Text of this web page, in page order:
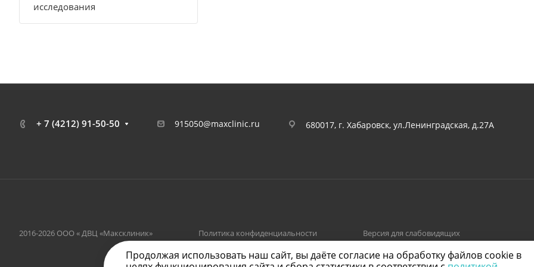
исследования
+ 7 (4212) 91-50-50 915050@maxclinic.ru 680017, г. Хабаровск, ул.Ленинградская, д.27А
2016-2026 ООО « ДВЦ «Максклиник» Политика конфиденциальности Версия для слабовидящих
Продолжая использовать наш сайт, вы даёте согласие на обработку файлов cookie в